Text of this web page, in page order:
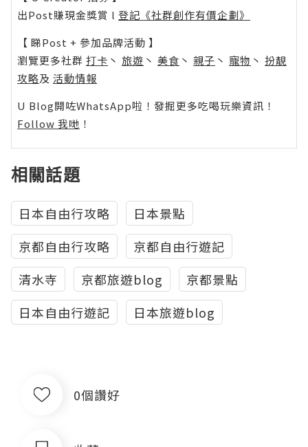
出Post賺現金獎賞 l 登記《社群創作有價企劃》
【 睇Post + 參加品牌活動 】
瀏覽更多社群 打卡 丶 旅遊 丶 美食 丶 親子 丶 寵物 丶 扮靚
攻略及 活動情報
U Blog開咗WhatsApp啦！發掘更多吃喝玩樂資訊！
Follow 我哋 ！
相關話題
日本自由行攻略
日本景點
京都自由行攻略
京都自由行遊記
清水寺
京都旅遊blog
京都景點
日本自由行遊記
日本旅遊blog
0個讚好